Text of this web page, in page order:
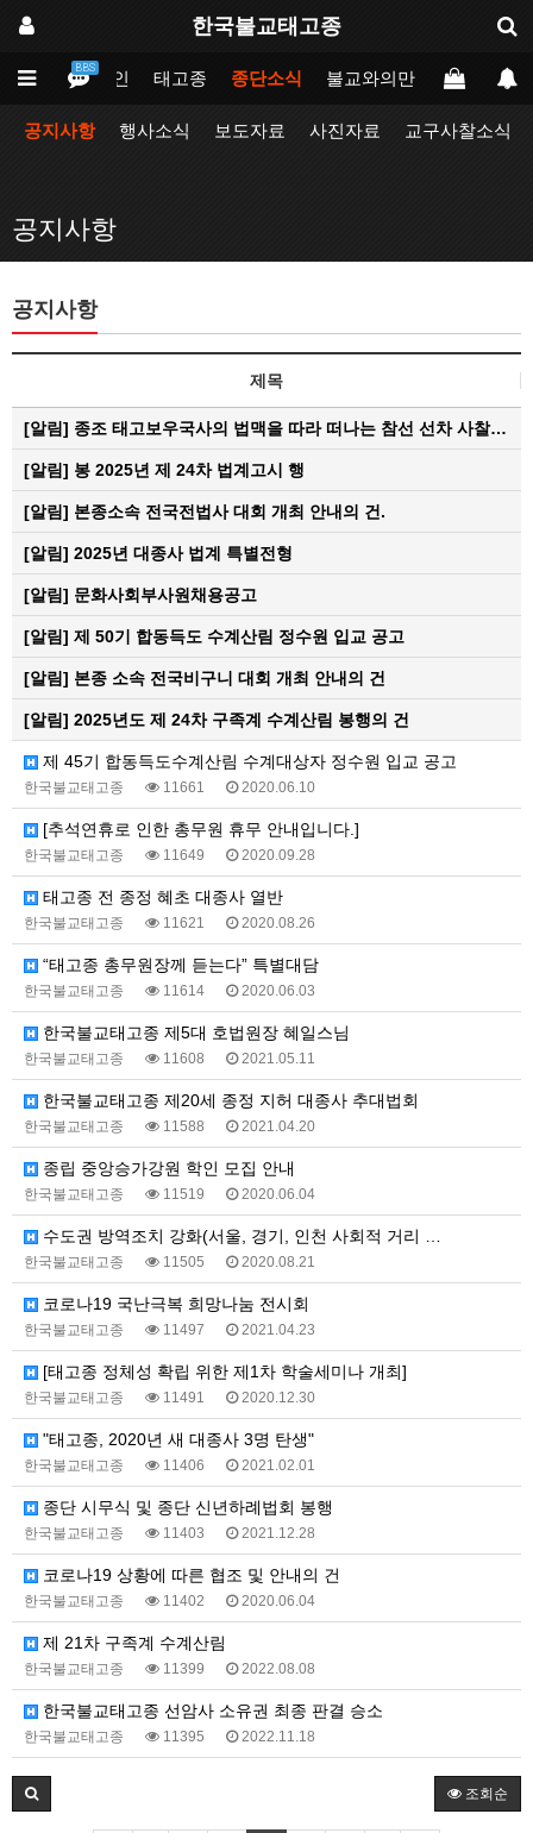
한국불교태고종
BBS
메인 태고종 종단소식 불교와의만남 업무포털
공지사항 행사소식 보도자료 사진자료 교구사찰소식
공지사항
공지사항
제목
[알림] 종조 태고보우국사의 법맥을 따라 떠나는 참선 선차 사찰…
[알림] 봉 2025년 제 24차 법계고시 행
[알림] 본종소속 전국전법사 대회 개최 안내의 건.
[알림] 2025년 대종사 법계 특별전형
[알림] 문화사회부사원채용공고
[알림] 제 50기 합동득도 수계산림 정수원 입교 공고
[알림] 본종 소속 전국비구니 대회 개최 안내의 건
[알림] 2025년도 제 24차 구족계 수계산림 봉행의 건
제 45기 합동득도수계산림 수계대상자 정수원 입교 공고
한국불교태고종 11661 2020.06.10
[추석연휴로 인한 총무원 휴무 안내입니다.]
한국불교태고종 11649 2020.09.28
태고종 전 종정 혜초 대종사 열반
한국불교태고종 11621 2020.08.26
“태고종 총무원장께 듣는다” 특별대담
한국불교태고종 11614 2020.06.03
한국불교태고종 제5대 호법원장 혜일스님
한국불교태고종 11608 2021.05.11
한국불교태고종 제20세 종정 지허 대종사 추대법회
한국불교태고종 11588 2021.04.20
종립 중앙승가강원 학인 모집 안내
한국불교태고종 11519 2020.06.04
수도권 방역조치 강화(서울, 경기, 인천 사회적 거리 …
한국불교태고종 11505 2020.08.21
코로나19 국난극복 희망나눔 전시회
한국불교태고종 11497 2021.04.23
[태고종 정체성 확립 위한 제1차 학술세미나 개최]
한국불교태고종 11491 2020.12.30
"태고종, 2020년 새 대종사 3명 탄생"
한국불교태고종 11406 2021.02.01
종단 시무식 및 종단 신년하례법회 봉행
한국불교태고종 11403 2021.12.28
코로나19 상황에 따른 협조 및 안내의 건
한국불교태고종 11402 2020.06.04
제 21차 구족계 수계산림
한국불교태고종 11399 2022.08.08
한국불교태고종 선암사 소유권 최종 판결 승소
한국불교태고종 11395 2022.11.18
조회순